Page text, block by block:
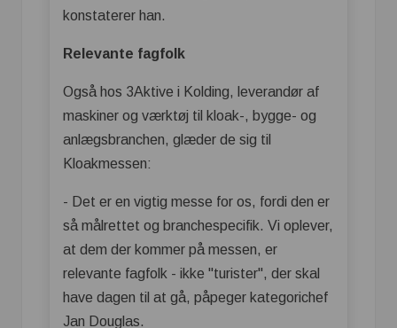
konstaterer han.
Relevante fagfolk
Også hos 3Aktive i Kolding, leverandør af
maskiner og værktøj til kloak-, bygge- og
anlægsbranchen, glæder de sig til
Kloakmessen:
- Det er en vigtig messe for os, fordi den er
så målrettet og branchespecifik. Vi oplever,
at dem der kommer på messen, er
relevante fagfolk - ikke "turister", der skal
have dagen til at gå, påpeger kategorichef
Jan Douglas.